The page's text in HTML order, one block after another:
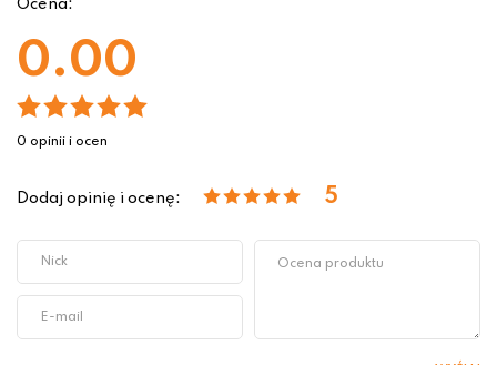
Ocena:
0.00
0 opinii i ocen
Dodaj opinię i ocenę: 5